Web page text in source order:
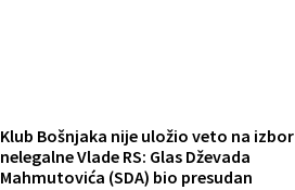
Klub Bošnjaka nije uložio veto na izbor
nelegalne Vlade RS: Glas Dževada
Mahmutovića (SDA) bio presudan